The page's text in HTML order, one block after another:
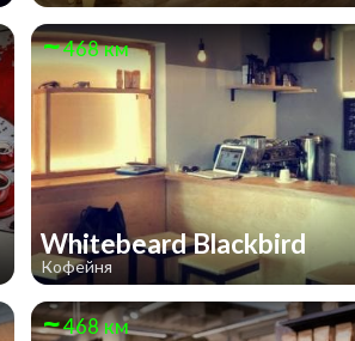
468 км
Whitebeard Blackbird
Кофейня
468 км